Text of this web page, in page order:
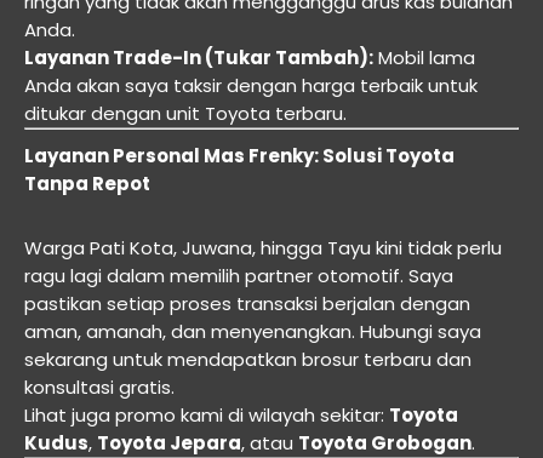
Anda.
Layanan Trade-In (Tukar Tambah):Mobil lama
Anda akan saya taksir dengan harga terbaik untuk
ditukar dengan unit Toyota terbaru.
Layanan Personal Mas Frenky: Solusi Toyota
Tanpa Repot
Warga Pati Kota, Juwana, hingga Tayu kini tidak perlu
ragu lagi dalam memilih partner otomotif. Saya
pastikan setiap proses transaksi berjalan dengan
aman, amanah, dan menyenangkan. Hubungi saya
sekarang untuk mendapatkan brosur terbaru dan
konsultasi gratis.
Lihat juga promo kami di wilayah sekitar: Toyota
Kudus, Toyota Jepara, atau Toyota Grobogan.